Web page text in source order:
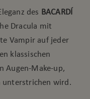
des BACARDÍ
Dracula mit
Vampir auf jeder
klassischen
Augen-Make-up,
unterstrichen wird.